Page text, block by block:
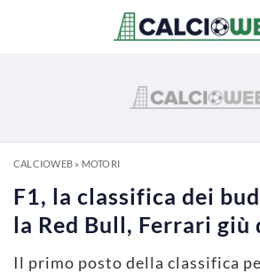
CALCIOWEB» MOTORI
F1, la classifica dei
la Red Bull, Ferrari giù
Il primo posto della classifica